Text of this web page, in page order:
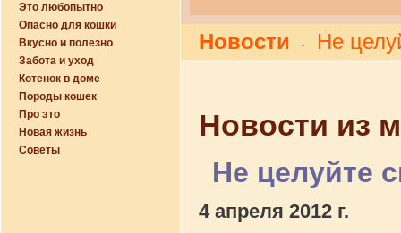
Это любопытно
Опасно для кошки
Вкусно и полезно
Забота и уход
Котенок в доме
Породы кошек
Про это
Новая жизнь
Советы
Новости Не
Новости из
Не целуйте
4 апреля 2012 г.